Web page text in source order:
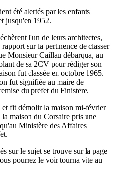
été alertés par les enfants
jusqu'en 1952.
l'un de leurs architectes,
sur la pertinence de classer
Monsieur Caillau débarqua, au
de sa 2CV pour rédiger son
fut classée en octobre 1965.
fut signifiée au maire de
du préfet du Finistère.
et fit démolir la maison mi-février
maison du Corsaire pris une
Ministère des Affaires
sur le sujet se trouve sur la page
pourrez le voir tourna vite au